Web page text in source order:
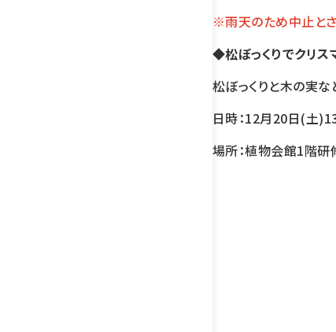
※雨天のため中止とさ
◆松ぼっくりでクリス
松ぼっくりと木の実な
日時：12月20日(土
場所：植物会館1階